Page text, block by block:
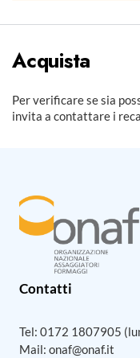
Acquista
Per verificare se sia
invita a contattare i
Contatti
Tel: 0172 1807905
Mail: onaf@onaf.it